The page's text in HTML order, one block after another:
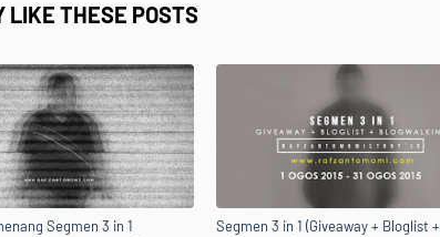
LIKE THESE POSTS
Segmen 3 in 1
Segmen 3 in 1 (Giveaway + Bloglist +